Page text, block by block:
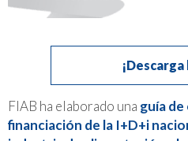
FIAB ha elaborado una guía
financiación de la I+D+i